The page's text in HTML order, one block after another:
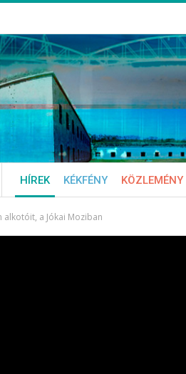
HÍREK KÉKFÉNY KÖZLEMÉNY
alkotóit, a Jókai Moziban